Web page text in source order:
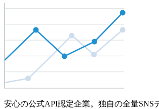
安心の公式API認定企業。独自の全量SNS